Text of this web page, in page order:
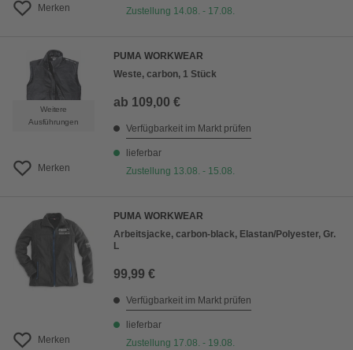
Merken
Zustellung 14.08. - 17.08.
Weitere
Ausführungen
Merken
PUMA WORKWEAR
Weste, carbon, 1 Stück
ab 109,00 €
Verfügbarkeit im Markt prüfen
lieferbar
Zustellung 13.08. - 15.08.
Merken
PUMA WORKWEAR
Arbeitsjacke, carbon-black, Elastan/Polyester, Gr.
L
99,99 €
Verfügbarkeit im Markt prüfen
lieferbar
Zustellung 17.08. - 19.08.